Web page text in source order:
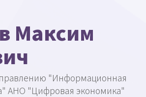
Максим
"Информационная
АНО "Цифровая экономика"